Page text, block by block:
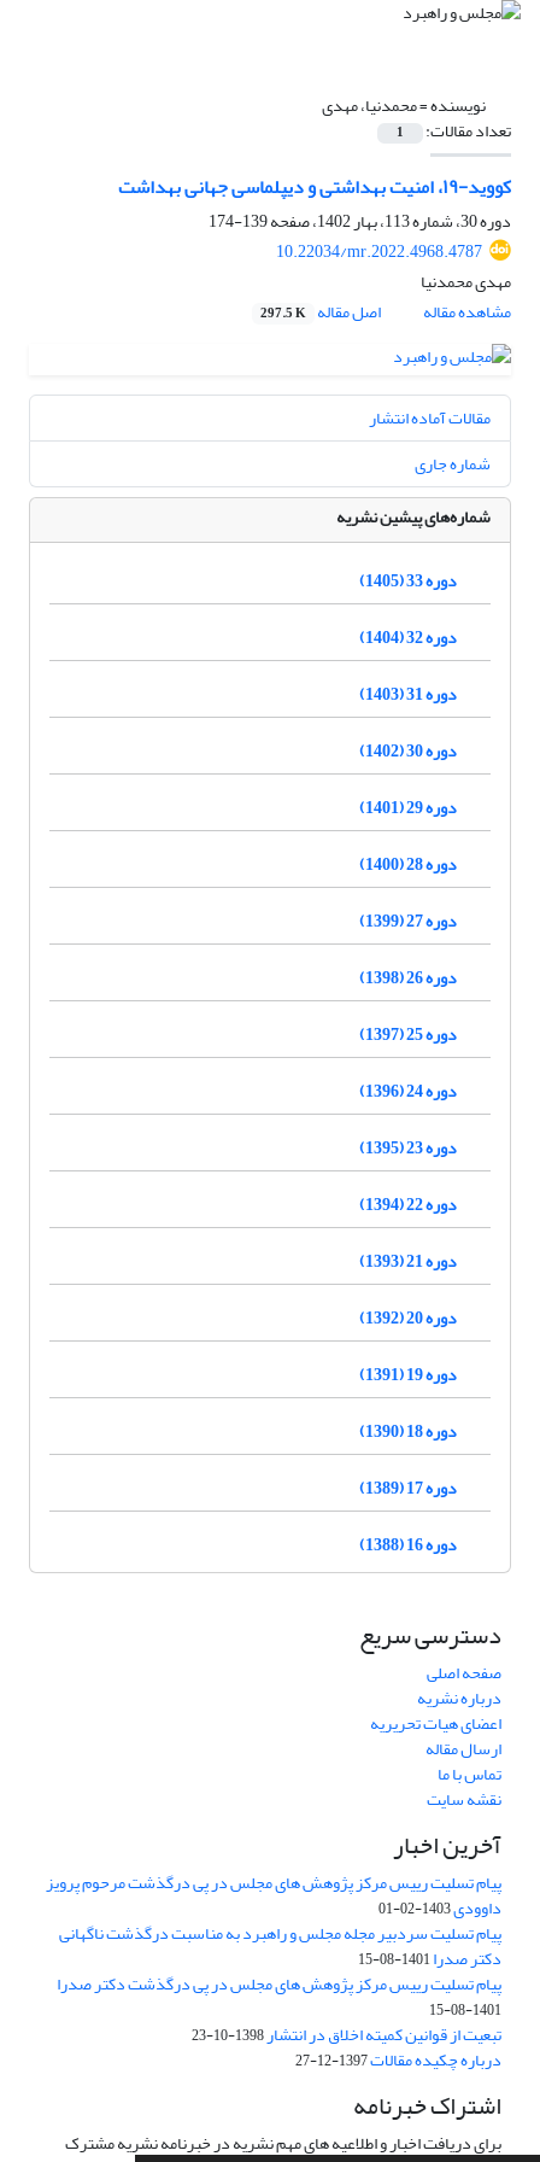
نویسنده =محمدنیا، مهدی
تعداد مقالات: 1
کووید-۱۹، امنیت بهداشتی و دیپلماسی جهانی بهداشت
دوره 30، شماره 113، بهار 1402، صفحه
139-174
10.22034/mr.2022.4968.4787
مهدی محمدنیا
مشاهده مقاله
اصل مقاله 297.5 K
مقالات آماده انتشار
شماره جاری
شماره‌های پیشین نشریه
دوره 33 (1405)
دوره 32 (1404)
دوره 31 (1403)
دوره 30 (1402)
دوره 29 (1401)
دوره 28 (1400)
دوره 27 (1399)
دوره 26 (1398)
دوره 25 (1397)
دوره 24 (1396)
دوره 23 (1395)
دوره 22 (1394)
دوره 21 (1393)
دوره 20 (1392)
دوره 19 (1391)
دوره 18 (1390)
دوره 17 (1389)
دوره 16 (1388)
دسترسی سریع
صفحه اصلی
درباره نشریه
اعضای هیات تحریریه
ارسال مقاله
تماس با ما
نقشه سایت
آخرین اخبار
پیام تسلیت رییس مرکز پژوهش های مجلس در پی درگذشت مرحوم پرویز
داوودی1403-02-01
پیام تسلیت سردبیر مجله مجلس و راهبرد به مناسبت درگذشت ناگهانی
دکتر صدرا1401-08-15
پیام تسلیت رییس مرکز پژوهش های مجلس در پی درگذشت دکتر صدرا
1401-08-15
تبعیت از قوانین کمیته اخلاق در انتشار1398-10-23
درباره چکیده مقالات1397-12-27
اشتراک خبرنامه
برای دریافت اخبار و اطلاعیه های مهم نشریه در خبرنامه نشریه مشترک